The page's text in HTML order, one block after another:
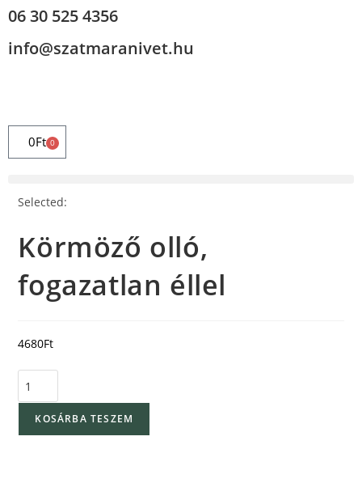
06 30 525 4356
info@szatmaranivet.hu
0Ft 0
Selected:
Körmöző olló,
fogazatlan éllel
4680Ft
KOSÁRBA TESZEM